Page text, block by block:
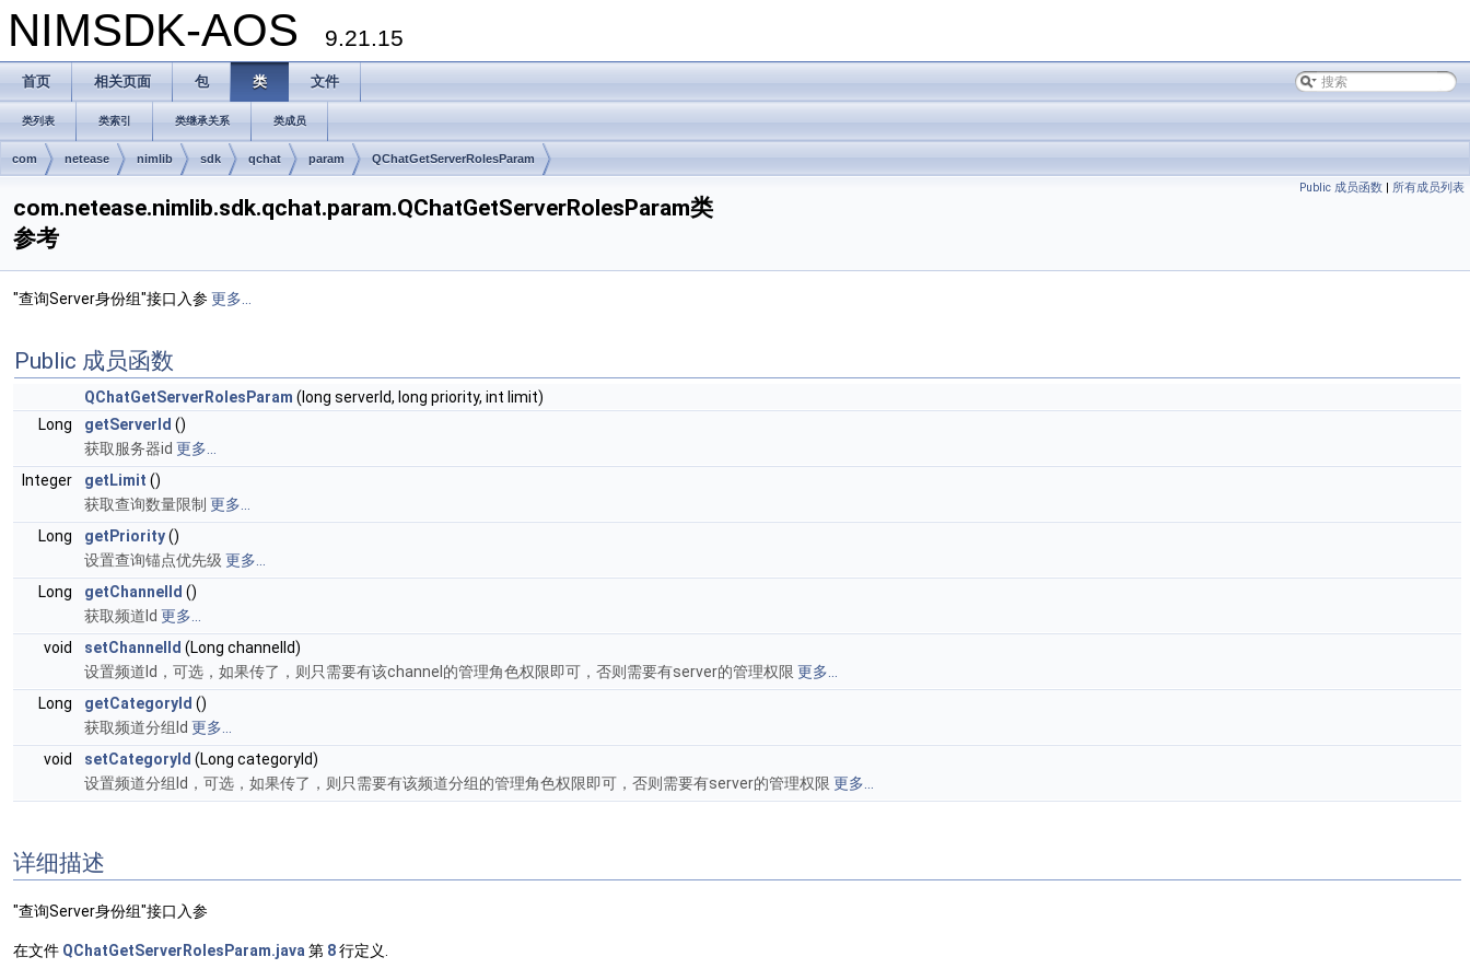
NIMSDK-AOS 9.21.15
首页 相关页面 包 类 文件
类列表 类索引 类继承关系 类成员
com netease nimlib sdk qchat param QChatGetServerRolesParam
Public 成员函数 | 所有成员列表
com.netease.nimlib.sdk.qchat.param.QChatGetServerRolesParam类
参考
"查询Server身份组"接口入参 更多...
Public 成员函数
QChatGetServerRolesParam (long serverId, long priority, int limit)
Long
getServerId ()
获取服务器id 更多...
Integer
getLimit ()
获取查询数量限制 更多...
Long
getPriority()
设置查询锚点优先级 更多...
Long
getChannelId ()
获取频道Id 更多...
void
setChannelId (Long channelId)
设置频道Id，可选，如果传了，则只需要有该channel的管理角色权限即可，否则需要有server的管理权限 更多...
Long
getCategoryId ()
获取频道分组Id 更多...
void
setCategoryId (Long categoryId)
设置频道分组Id，可选，如果传了，则只需要有该频道分组的管理角色权限即可，否则需要有server的管理权限 更多...
详细描述
"查询Server身份组"接口入参
在文件 QChatGetServerRolesParam.java 第 8行定义.